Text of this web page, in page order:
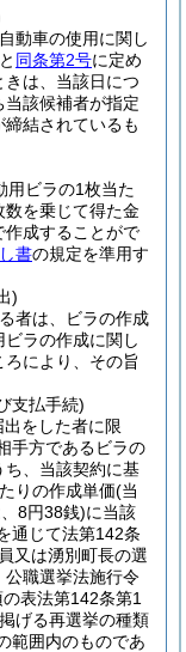
動車の使用に関し
同条第2号に定め
は、当該日につ
該候補者が指定
結されているも
用ビラの1枚当た
数を乗じて得た金
作成することがで
書の規定を準用す
)
者は、ビラの作成
ラの作成に関し
により、その旨
支払手続)
をした者に限
手方であるビラの
ち、当該契約に基
りの作成単価(当
8円38銭)に当該
通じて法第142条
又は湧別町長の選
公職選挙法施行令
表法第142条第1
げる再選挙の種類
範囲内のものであ